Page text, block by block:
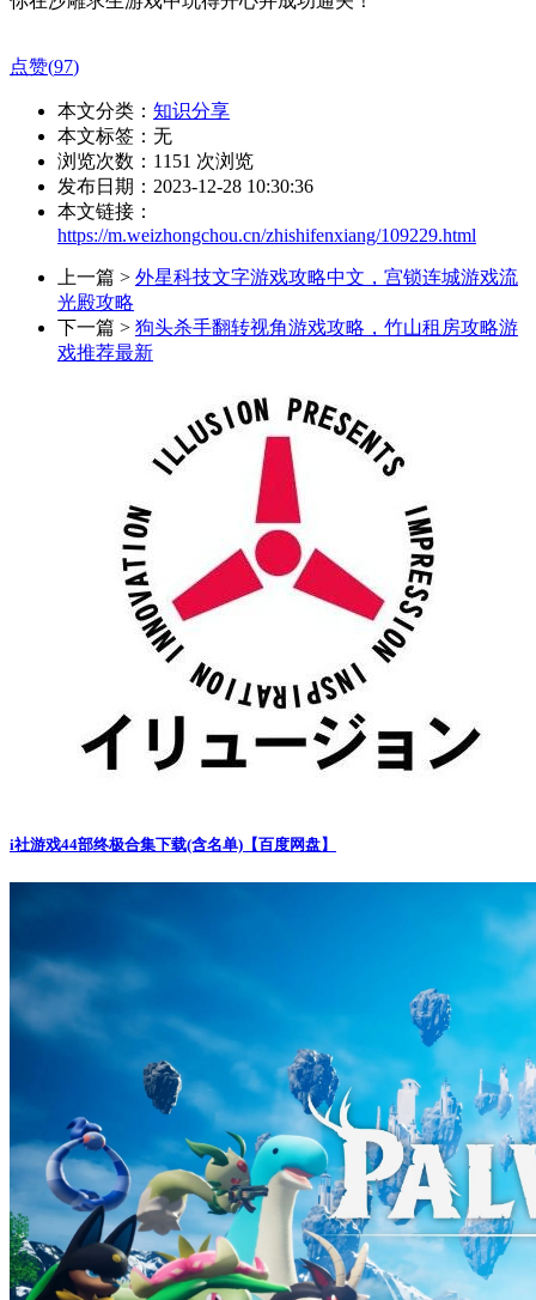
点赞(97)
本文分类： 知识分享
本文标签：无
浏览次数： 1151 次浏览
发布日期：2023-12-28 10:30:36
本文链接：
https://m.weizhongchou.cn/zhishifenxiang/109229.html
上一篇 > 外星科技文字游戏攻略中文，宫锁连城游戏流
光殿攻略
下一篇 > 狗头杀手翻转视角游戏攻略，竹山租房攻略游
戏推荐最新
i社游戏44部终极合集下载(含名单)【百度网盘】